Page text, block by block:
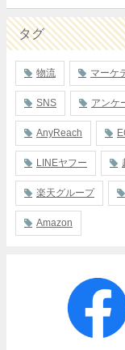
タグ
物流 マーケ
SNS アンケ
AnyReach
LINEヤフー
楽天グループ
Amazon